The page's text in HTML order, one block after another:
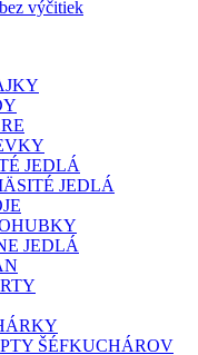
výčitiek
JEDLÁ
JEDLÁ
JEDLÁ
ŠÉFKUCHÁROV